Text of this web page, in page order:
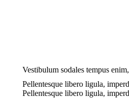
Vestibulum sodales tempus
Pellentesque libero ligula,
Pellentesque libero ligula,